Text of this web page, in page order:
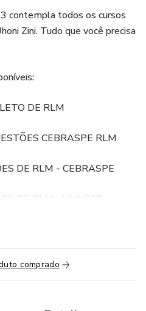
contempla todos os cursos
Zini. Tudo que você precisa
DE RLM
CEBRASPE RLM
DE RLM - CEBRASPE
DE RLM - VUNESP
DE RLM - FGV
comprado